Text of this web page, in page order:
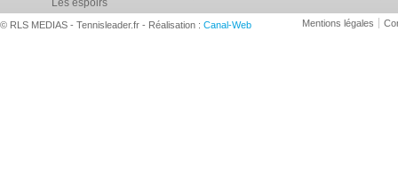
Les espoirs
© RLS MEDIAS - Tennisleader.fr - Réalisation : Canal-Web Mentions légales